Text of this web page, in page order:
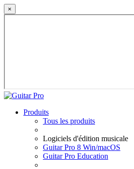
×
Produits
Tous les produits
Logiciels d'édition musicale
Guitar Pro 8 Win/macOS
Guitar Pro Education